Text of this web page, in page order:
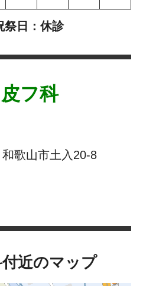
祭日：休診
フ科
歌山市土入20-8
近のマップ